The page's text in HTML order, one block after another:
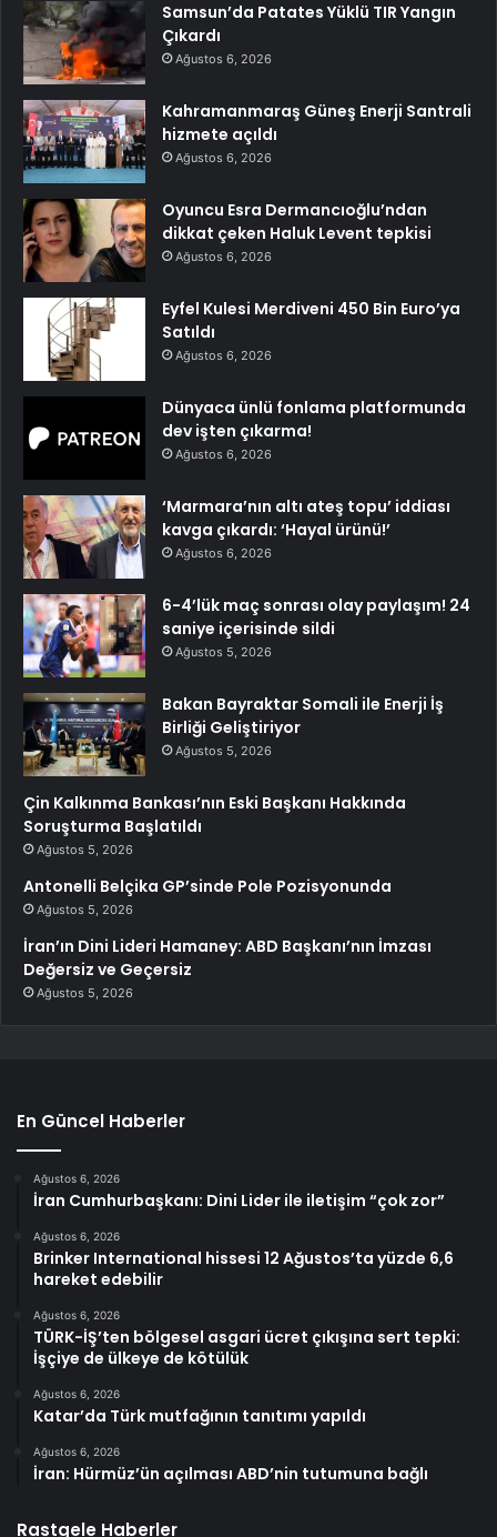
Samsun’da Patates Yüklü TIR Yangın
Çıkardı
Ağustos 6, 2026
Kahramanmaraş Güneş Enerji Santrali
hizmete açıldı
Ağustos 6, 2026
Oyuncu Esra Dermancıoğlu’ndan
dikkat çeken Haluk Levent tepkisi
Ağustos 6, 2026
Eyfel Kulesi Merdiveni 450 Bin Euro’ya
Satıldı
Ağustos 6, 2026
Dünyaca ünlü fonlama platformunda
dev işten çıkarma!
Ağustos 6, 2026
‘Marmara’nın altı ateş topu’ iddiası
kavga çıkardı: ‘Hayal ürünü!’
Ağustos 6, 2026
6-4’lük maç sonrası olay paylaşım! 24
saniye içerisinde sildi
Ağustos 5, 2026
Bakan Bayraktar Somali ile Enerji İş
Birliği Geliştiriyor
Ağustos 5, 2026
Çin Kalkınma Bankası’nın Eski Başkanı Hakkında
Soruşturma Başlatıldı
Ağustos 5, 2026
Antonelli Belçika GP’sinde Pole Pozisyonunda
Ağustos 5, 2026
İran’ın Dini Lideri Hamaney: ABD Başkanı’nın İmzası
Değersiz ve Geçersiz
Ağustos 5, 2026
En Güncel Haberler
Ağustos 6, 2026
İran Cumhurbaşkanı: Dini Lider ile iletişim “çok zor”
Ağustos 6, 2026
Brinker International hissesi 12 Ağustos’ta yüzde 6,6
hareket edebilir
Ağustos 6, 2026
TÜRK-İŞ’ten bölgesel asgari ücret çıkışına sert tepki:
İşçiye de ülkeye de kötülük
Ağustos 6, 2026
Katar’da Türk mutfağının tanıtımı yapıldı
Ağustos 6, 2026
İran: Hürmüz’ün açılması ABD’nin tutumuna bağlı
Rastgele Haberler